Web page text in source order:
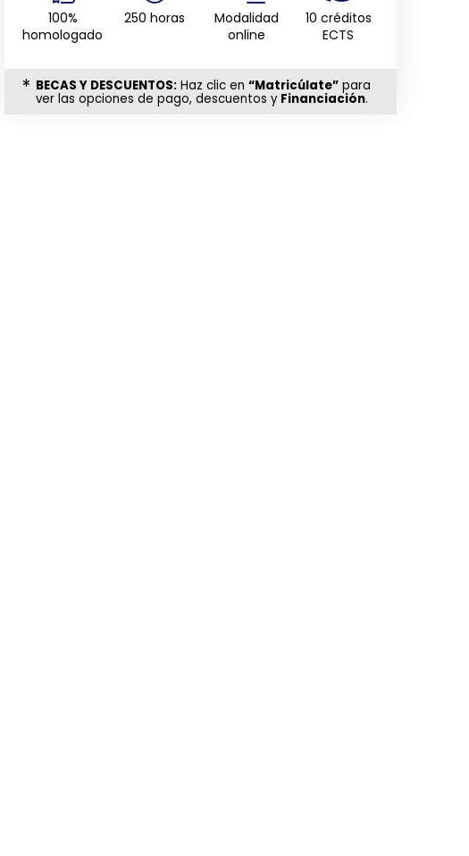
100%
homologado
250 horas
Modalidad
online
10 créditos
ECTS
BECAS Y DESCUENTOS:Haz clic en “Matricúlate”para
ver las opciones de pago, descuentos y Financiación.